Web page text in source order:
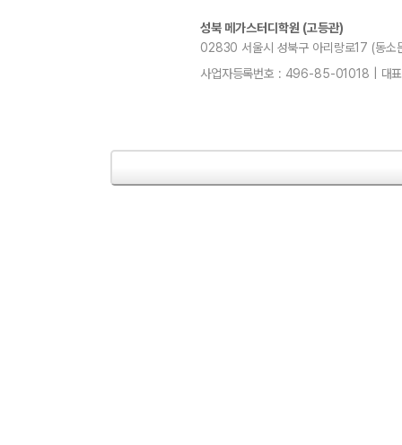
성북 메가스터디학원 (고등관)
02830 서울시 성북구 아리랑로17 (동
사업자등록번호 : 496-85-01018 | 대